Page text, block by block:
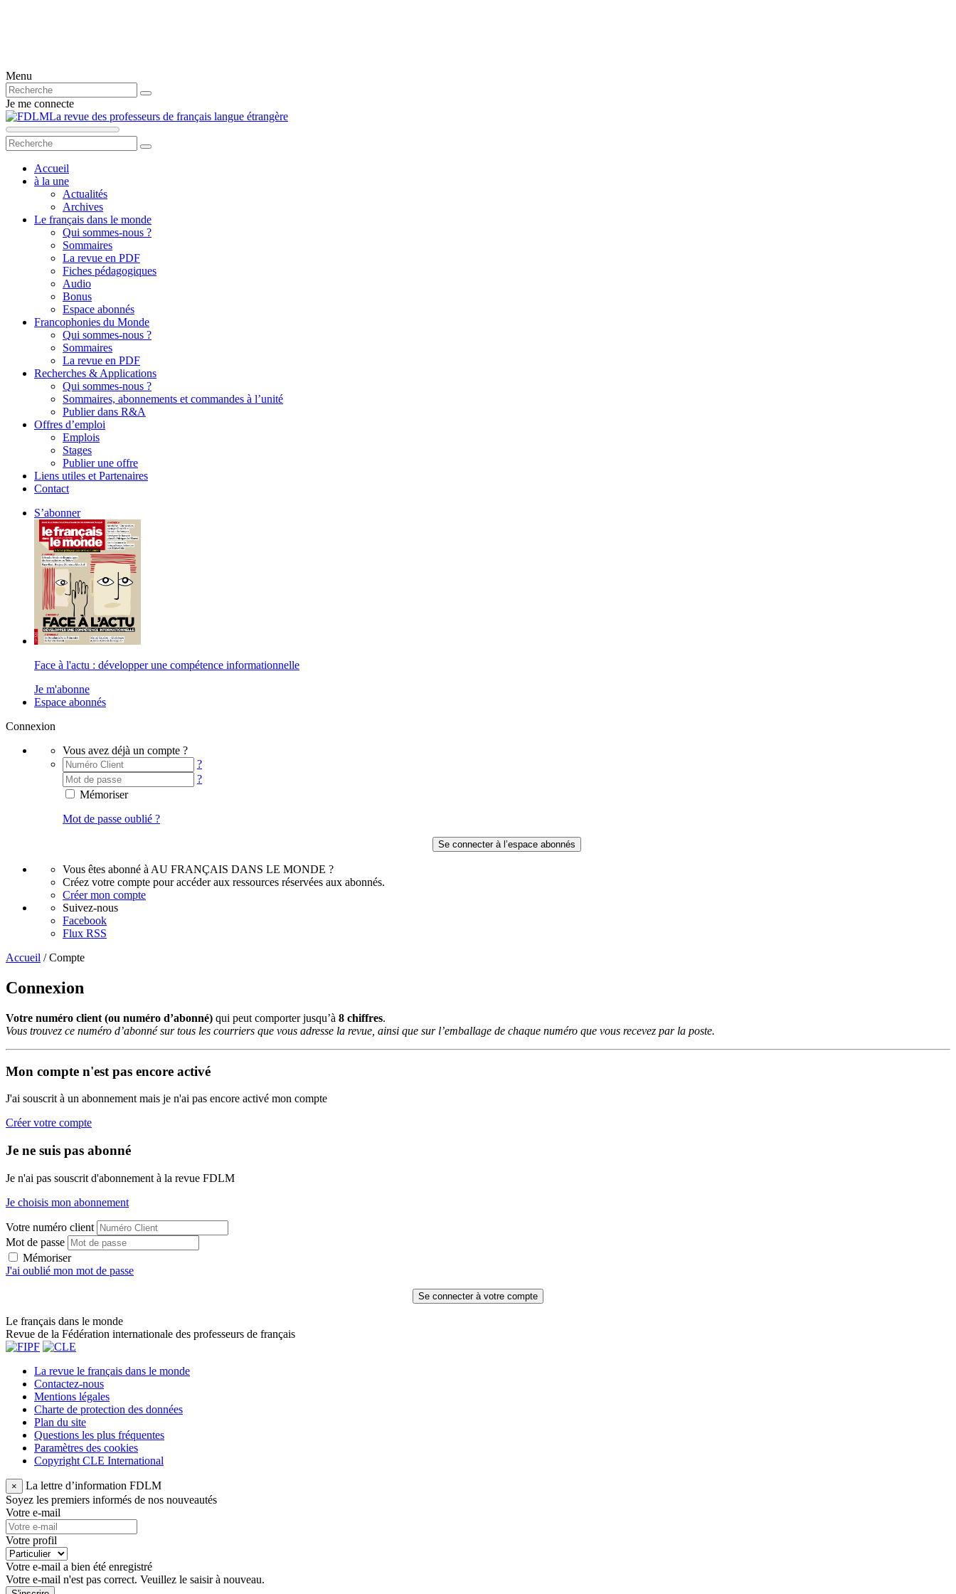
Menu
Je me connecte
La revue des professeurs de français langue étrangère
Accueil
à la une
Actualités
Archives
Le français dans le monde
Qui sommes-nous ?
Sommaires
La revue en PDF
Fiches pédagogiques
Audio
Bonus
Espace abonnés
Francophonies du Monde
Qui sommes-nous ?
Sommaires
La revue en PDF
Recherches & Applications
Qui sommes-nous ?
Sommaires, abonnements et commandes à l’unité
Publier dans R&A
Offres d’emploi
Emplois
Stages
Publier une offre
Liens utiles et Partenaires
Contact
S’abonner
Face à l'actu : développer une compétence informationnelle
Je m'abonne
Espace abonnés
Connexion
Vous avez déjà un compte ?
?
?
Mémoriser
Mot de passe oublié ?
Vous êtes abonné à AU FRANÇAIS DANS LE MONDE ?
Créez votre compte pour accéder aux ressources réservées aux abonnés.
Créer mon compte
Suivez-nous
Facebook
Flux RSS
Accueil /Compte
Connexion
Votre numéro client (ou numéro d’abonné) qui peut comporter jusqu’à 8 chiffres.
Vous trouvez ce numéro d’abonné sur tous les courriers que vous adresse la revue, ainsi que sur l’emballage de chaque numéro que vous recevez par la poste.
Mon compte n'est pas encore activé
J'ai souscrit à un abonnement mais je n'ai pas encore activé mon compte
Créer votre compte
Je ne suis pas abonné
Je n'ai pas souscrit d'abonnement à la revue FDLM
Je choisis mon abonnement
Votre numéro client
Mot de passe
Mémoriser
J'ai oublié mon mot de passe
Le français dans le monde
Revue de la Fédération internationale des professeurs de français
La revue le français dans le monde
Contactez-nous
Mentions légales
Charte de protection des données
Plan du site
Questions les plus fréquentes
Paramètres des cookies
Copyright CLE International
×
La lettre d’information FDLM
Soyez les premiers informés de nos nouveautés
Votre e-mail
Votre profil
Votre e-mail a bien été enregistré
Votre e-mail n'est pas correct. Veuillez le saisir à nouveau.